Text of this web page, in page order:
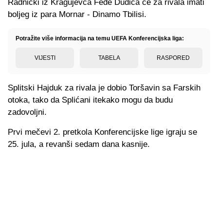
Radnički iz Kragujevca Feđe Dudića će za rivala imati
boljeg iz para Mornar - Dinamo Tbilisi.
Potražite više informacija na temu UEFA Konferencijska liga:
VIJESTI TABELA RASPORED
Splitski Hajduk za rivala je dobio Toršavin sa Farskih
otoka, tako da Splićani itekako mogu da budu
zadovoljni.
Prvi mečevi 2. pretkola Konferencijske lige igraju se
25. jula, a revanši sedam dana kasnije.